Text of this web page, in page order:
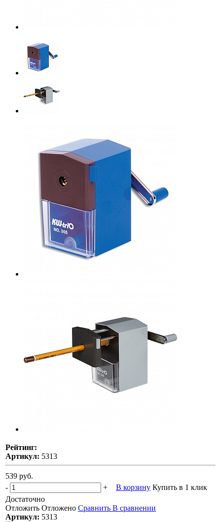
Рейтинг:
Артикул: 5313
539 руб.
-
+ В корзину Купить в 1 клик
Достаточно
Отложить Отложено Сравнить В сравнении
Артикул: 5313